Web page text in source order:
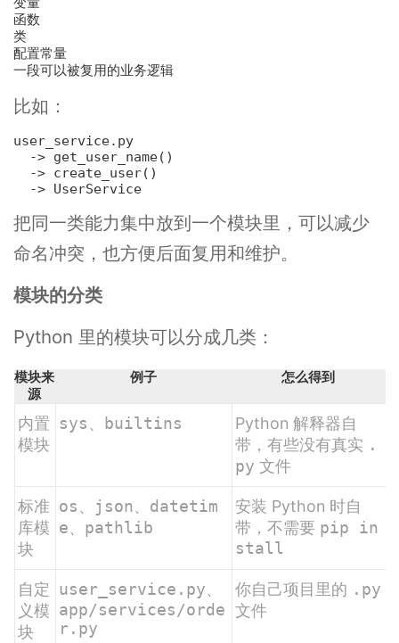
函数
类
配置常量
一段可以被复用的业务逻辑
比如：
user_service.py
  -> get_user_name()
  -> create_user()
把同一类能力集中放到一个模块里，可以减少
命名冲突，也方便后面复用和维护。
模块的分类
Python 里的模块可以分成几类：
模块来
源
例子 怎么得到
内置
模块
sys、 builtins
Python 解释器自
带，有些没有真实 .
py 文件
标准
库模
块
os、 json、 datetim
e、 pathlib
安装 Python 时自
带，不需要 pip in
stall
自定
义模
块
user_service.py、
app/services/orde
r.py
你自己项目里的 .py
文件